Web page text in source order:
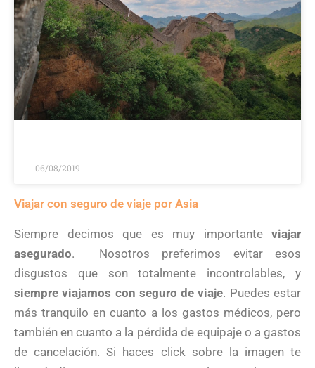
06/08/2019
Viajar con seguro de viaje por Asia
Siempre decimos que es muy importante viajar
asegurado. Nosotros preferimos evitar esos
disgustos que son totalmente incontrolables, y
siempre viajamos con seguro de viaje. Puedes estar
más tranquilo en cuanto a los gastos médicos, pero
también en cuanto a la pérdida de equipaje o a gastos
de cancelación. Si haces click sobre la imagen te